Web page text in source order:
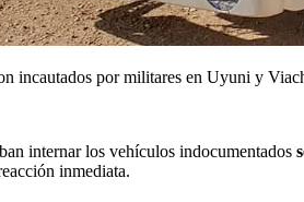
incautados por militares en Uyuni y
internar los vehículos indocumentados
inmediata.